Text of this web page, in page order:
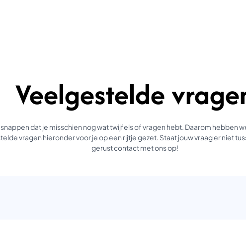
Veelgestelde
dat je misschien nog wat twijfels of vragen hebt. Daarom hebben
vragen hieronder voor je op een rijtje gezet. Staat jouw vraag er niet
gerust contact met ons op!